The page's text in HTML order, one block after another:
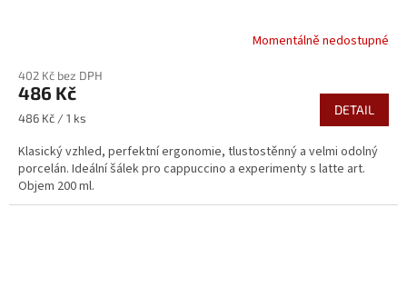
Momentálně nedostupné
402 Kč bez DPH
486 Kč
Měrná
486 Kč / 1 ks
DETAIL
Klasický vzhled, perfektní ergonomie, tlustostěnný a velmi odolný
porcelán. Ideální šálek pro cappuccino a experimenty s latte art.
Objem 200 ml.